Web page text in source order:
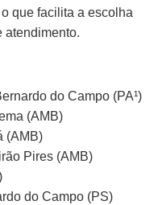
que facilita a escolha
atendimento.
do Campo (PA¹)
(AMB)
(AMB)
Pires (AMB)
do Campo (PS)